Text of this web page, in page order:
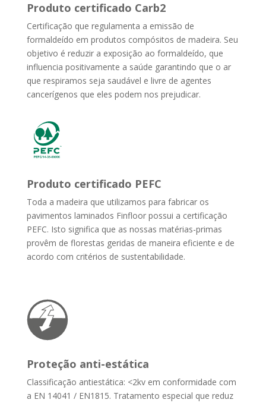
Produto certificado Carb2
Certificação que regulamenta a emissão de
formaldeído em produtos compósitos de madeira. Seu
objetivo é reduzir a exposição ao formaldeído, que
influencia positivamente a saúde garantindo que o ar
que respiramos seja saudável e livre de agentes
cancerígenos que eles podem nos prejudicar.
Produto certificado PEFC
Toda a madeira que utilizamos para fabricar os
pavimentos laminados Finfloor possui a certificação
PEFC. Isto significa que as nossas matérias-primas
provêm de florestas geridas de maneira eficiente e de
acordo com critérios de sustentabilidade.
Proteção anti-estática
Classificação antiestática: <2kv em conformidade com
a EN 14041 / EN1815. Tratamento especial que reduz